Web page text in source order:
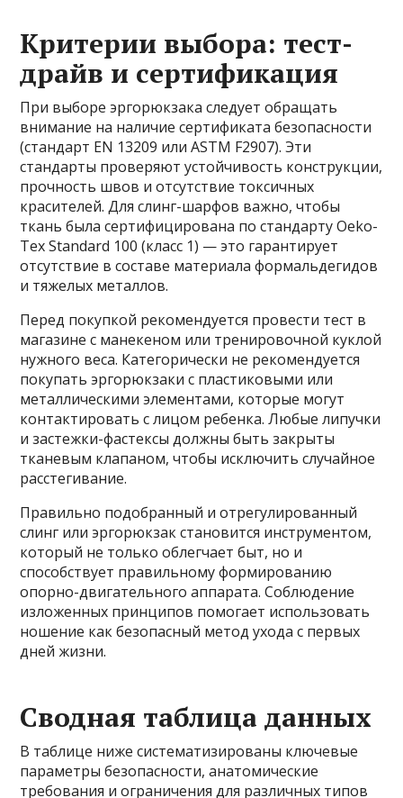
Критерии выбора: тест-
драйв и сертификация
При выборе эргорюкзака следует обращать
внимание на наличие сертификата безопасности
(стандарт EN 13209 или ASTM F2907). Эти
стандарты проверяют устойчивость конструкции,
прочность швов и отсутствие токсичных
красителей. Для слинг-шарфов важно, чтобы
ткань была сертифицирована по стандарту Oeko-
Tex Standard 100 (класс 1) — это гарантирует
отсутствие в составе материала формальдегидов
и тяжелых металлов.
Перед покупкой рекомендуется провести тест в
магазине с манекеном или тренировочной куклой
нужного веса. Категорически не рекомендуется
покупать эргорюкзаки с пластиковыми или
металлическими элементами, которые могут
контактировать с лицом ребенка. Любые липучки
и застежки-фастексы должны быть закрыты
тканевым клапаном, чтобы исключить случайное
расстегивание.
Правильно подобранный и отрегулированный
слинг или эргорюкзак становится инструментом,
который не только облегчает быт, но и
способствует правильному формированию
опорно-двигательного аппарата. Соблюдение
изложенных принципов помогает использовать
ношение как безопасный метод ухода с первых
дней жизни.
Сводная таблица данных
В таблице ниже систематизированы ключевые
параметры безопасности, анатомические
требования и ограничения для различных типов